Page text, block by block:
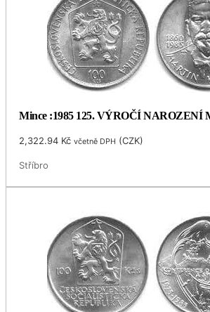
Mince :1985 125. VÝROČÍ
2,322.94 Kč včetně DPH (CZK)
Stříbro